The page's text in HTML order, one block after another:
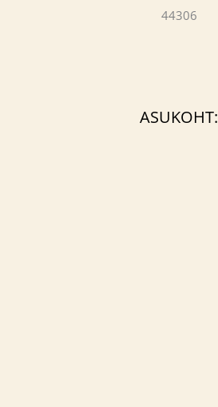
44306
ASUKOHT: